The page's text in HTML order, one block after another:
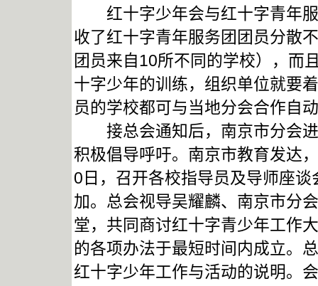
红十字少年会与红十字青年服
收了红十字青年服务团团员分散
团员来自10所不同的学校），而
十字少年的训练，组织单位就要
员的学校都可与当地分会合作自
接总会通知后，南京市分会进
积极倡导呼吁。南京市教育发达
0日，召开各校指导员及导师座
加。总会视导吴耀麟、南京市分
堂，共同商讨红十字青少年工作
的各项办法于最短时间内成立。
红十字少年工作与活动的说明。